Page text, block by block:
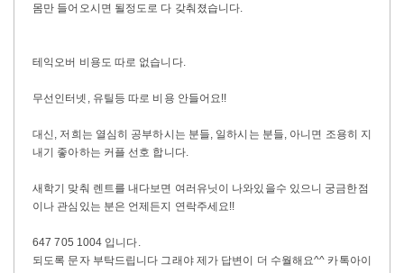
몸만 들어오시면 될정도로 다 갖춰졌습니다.
테익오버 비용도 따로 없습니다.
무선인터넷, 유틸등 따로 비용 안들어요!!
대신, 저희는 열심히 공부하시는 분들, 일하시는 분들, 아니면 조용히 지
내기 좋아하는 커플 선호 합니다.
새학기 맞춰 렌트를 내다보면 여러유닛이 나와있을수 있으니 궁금한점
이나 관심있는 분은 언제든지 연락주세요!!
647 705 1004 입니다.
되도록 문자 부탁드립니다 그래야 제가 답변이 더 수월해요^^ 카톡아이